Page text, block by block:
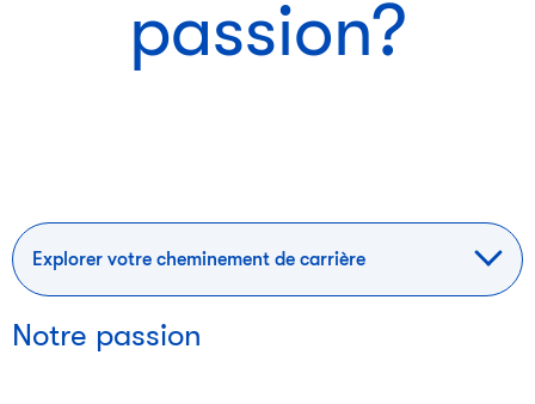
passion?
Explorer votre cheminement de carrière
Notre passion